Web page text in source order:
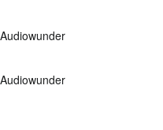
Audiowunder
Audiowunder